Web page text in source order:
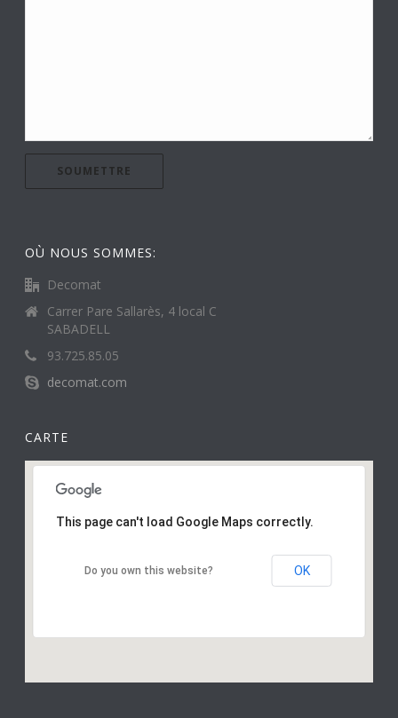
OÙ NOUS SOMMES:
Decomat
Carrer Pare Sallarès, 4 local C
SABADELL
93.725.85.05
decomat.com
CARTE
This page can't load Google Maps correctly.
Do you own this website? OK